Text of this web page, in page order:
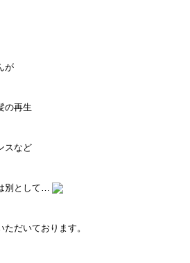
が
の再生
スなど
別として…
ただいております。